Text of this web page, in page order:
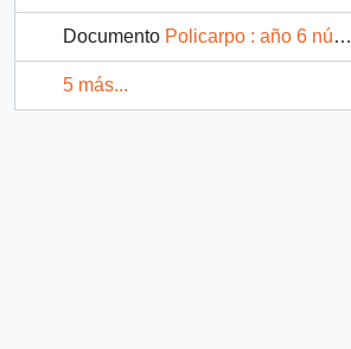
Documento Policarpo : año 6 número 4
5 más...